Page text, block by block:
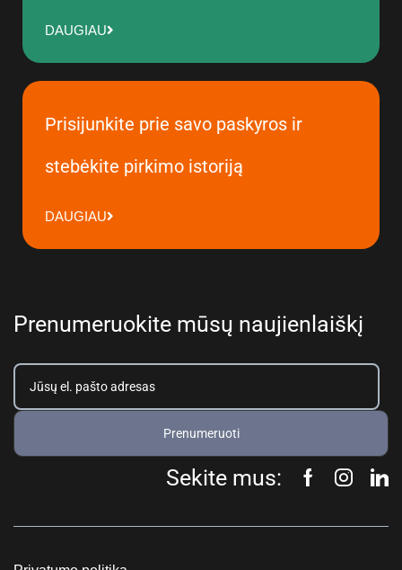
DAUGIAU
Prisijunkite prie savo paskyros ir
stebėkite pirkimo istoriją
DAUGIAU
Prenumeruokite mūsų naujienlaiškį
Prenumeruoti
Sekite mus: